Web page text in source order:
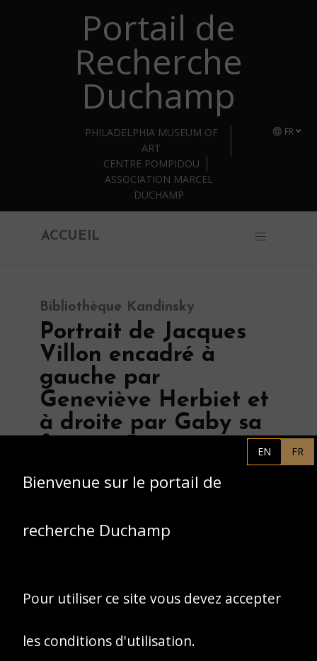
Retourner au contenu principal
Portail de
Recherche
Duchamp
FR
PHILADELPHIA MUSEUM OF
ART
CENTRE POMPIDOU
ASSOCIATION MARCEL
DUCHAMP
ACCUEIL
Bibliothèque Kandinsky
Portrait de Jacques
Villon encadré à
gauche par
Geneviève Herbiet et
à droite par Gaby sa
femme, Puteaux, 1938.
Georges Herbiet.
EN FR
Bienvenue sur le portail de
recherche Duchamp
Pour utiliser ce site vous devez accepter
les conditions d'utilisation.